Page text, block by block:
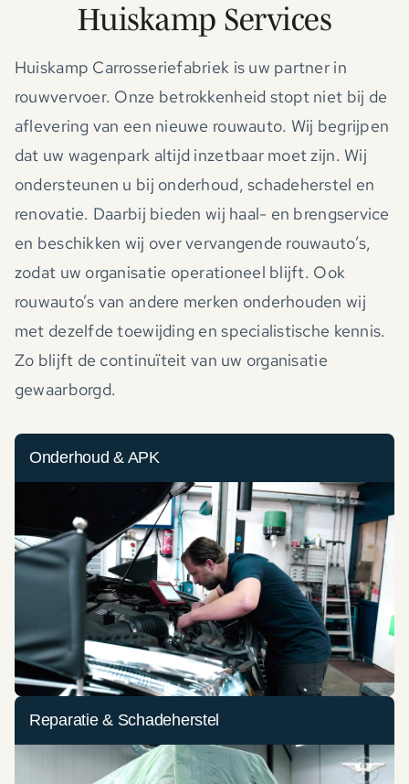
Huiskamp Services
Huiskamp Carrosseriefabriek is uw partner in
rouwvervoer. Onze betrokkenheid stopt niet bij de
aflevering van een nieuwe rouwauto. Wij begrijpen
dat uw wagenpark altijd inzetbaar moet zijn. Wij
ondersteunen u bij onderhoud, schadeherstel en
renovatie. Daarbij bieden wij haal- en brengservice
en beschikken wij over vervangende rouwauto’s,
zodat uw organisatie operationeel blijft. Ook
rouwauto’s van andere merken onderhouden wij
met dezelfde toewijding en specialistische kennis.
Zo blijft de continuïteit van uw organisatie
gewaarborgd.
Onderhoud & APK
Reparatie & Schadeherstel